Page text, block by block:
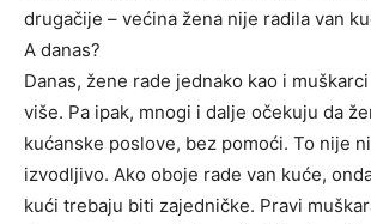
drugačije – većina žena nije radila van
A danas?
Danas, žene rade jednako kao i
više. Pa ipak, mnogi i dalje očekuju da
kućanske poslove, bez pomoći. To nije
izvodljivo. Ako oboje rade van kuće,
kući trebaju biti zajedničke. Pravi